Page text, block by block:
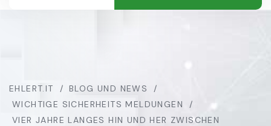
EHLERT.IT
BLOG UND NEWS
WICHTIGE SICHERHEITS MELDUNGEN
VIER JAHRE LANGES HIN UND HER ZWISCHEN